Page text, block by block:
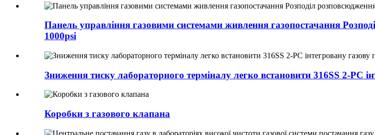
Панель управління газовими системами живлення газопостачання
1000psi
Зниження тиску лабораторного терміналу легко встановити 316SS 2-PC
Коробки з газового клапана